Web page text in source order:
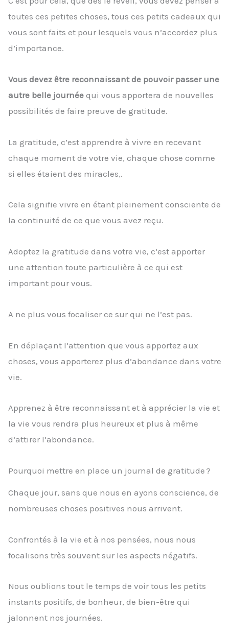
toutes ces petites choses, tous ces petits cadeaux qui
vous sont faits et pour lesquels vous n’accordez plus
d’importance.
Vous devez être reconnaissant de pouvoir passer une
autre belle journée qui vous apportera de nouvelles
possibilités de faire preuve de gratitude.
La gratitude, c’est apprendre à vivre en recevant
chaque moment de votre vie, chaque chose comme
si elles étaient des miracles,.
Cela signifie vivre en étant pleinement consciente de
la continuité de ce que vous avez reçu.
Adoptez la gratitude dans votre vie, c’est apporter
une attention toute particulière à ce qui est
important pour vous.
A ne plus vous focaliser ce sur qui ne l’est pas.
En déplaçant l’attention que vous apportez aux
choses, vous apporterez plus d’abondance dans votre
vie.
Apprenez à être reconnaissant et à apprécier la vie et
la vie vous rendra plus heureux et plus à même
d’attirer l’abondance.
Pourquoi mettre en place un journal de gratitude ?
Chaque jour, sans que nous en ayons conscience, de
nombreuses choses positives nous arrivent.
Confrontés à la vie et à nos pensées, nous nous
focalisons très souvent sur les aspects négatifs.
Nous oublions tout le temps de voir tous les petits
instants positifs, de bonheur, de bien-être qui
jalonnent nos journées.